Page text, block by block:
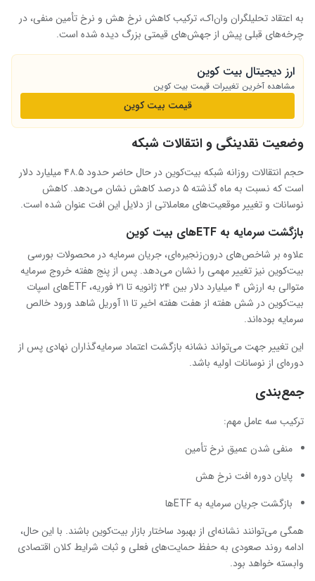
به اعتقاد تحلیلگران وان‌اک، ترکیب کاهش نرخ هش و نرخ تأمین منفی، در
چرخه‌های قبلی پیش از جهش‌های قیمتی بزرگ دیده شده است.
ارز دیجیتال بیت کوین
مشاهده آخرین تغییرات قیمت بیت کوین
قیمت بیت کوین
وضعیت نقدینگی و انتقالات شبکه
حجم انتقالات روزانه شبکه بیت‌کوین در حال حاضر حدود ۴۸.۵ میلیارد دلار
است که نسبت به ماه گذشته ۵ درصد کاهش نشان می‌دهد. کاهش
نوسانات و تغییر موقعیت‌های معاملاتی از دلایل این افت عنوان شده است.
بازگشت سرمایه به ETFهای بیت ‌کوین
علاوه بر شاخص‌های درون‌زنجیره‌ای، جریان سرمایه در محصولات بورسی
بیت‌کوین نیز تغییر مهمی را نشان می‌دهد. پس از پنج هفته خروج سرمایه
متوالی به ارزش ۴ میلیارد دلار بین ۲۴ ژانویه تا ۲۱ فوریه، ETFهای اسپات
بیت‌کوین در شش هفته از هفت هفته اخیر تا ۱۱ آوریل شاهد ورود خالص
سرمایه بوده‌اند.
این تغییر جهت می‌تواند نشانه بازگشت اعتماد سرمایه‌گذاران نهادی پس از
دوره‌ای از نوسانات اولیه باشد.
جمع‌بندی
ترکیب سه عامل مهم:
منفی شدن عمیق نرخ تأمین
پایان دوره افت نرخ هش
بازگشت جریان سرمایه به ETFها
همگی می‌توانند نشانه‌ای از بهبود ساختار بازار بیت‌کوین باشند. با این حال،
ادامه روند صعودی به حفظ حمایت‌های فعلی و ثبات شرایط کلان اقتصادی
وابسته خواهد بود.